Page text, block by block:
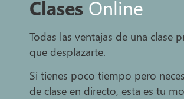
Clases Online
Todas las ventajas de una clase
que desplazarte.
Si tienes poco tiempo pero
de clase en directo, esta es tu